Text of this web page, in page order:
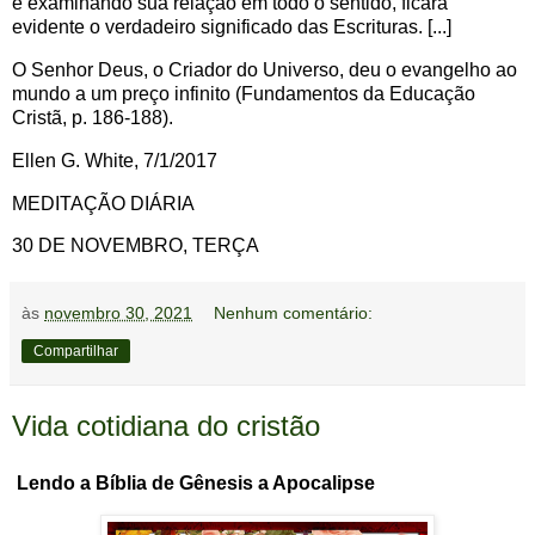
evidente o verdadeiro significado das Escrituras. [...]
O Senhor Deus, o Criador do Universo, deu o evangelho ao
mundo a um preço infinito (Fundamentos da Educação
Cristã, p. 186-188).
Ellen G. White, 7/1/2017
MEDITAÇÃO DIÁRIA
30 DE NOVEMBRO, TERÇA
às novembro 30, 2021 Nenhum comentário:
Compartilhar
Vida cotidiana do cristão
Lendo a Bíblia de Gênesis a Apocalipse